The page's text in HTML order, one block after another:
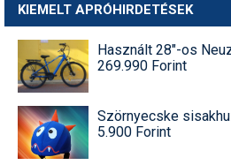
KIEMELT APRÓHIRDETÉSEK
Használt 28"-os
269.990 Forint
Szörnyecske
5.900 Forint